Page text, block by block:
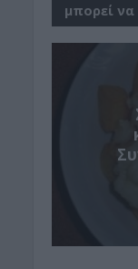
μπορεί να